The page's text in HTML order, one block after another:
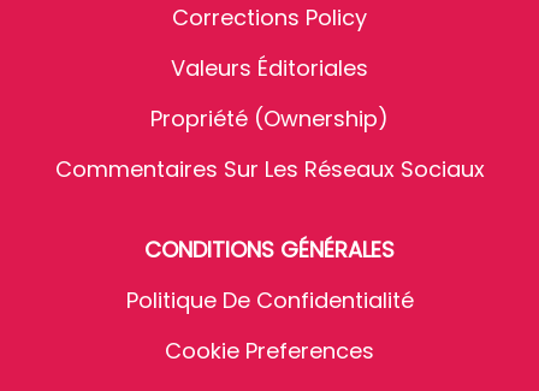
Corrections Policy
Valeurs Éditoriales
Propriété (Ownership)
Commentaires Sur Les Réseaux Sociaux
CONDITIONS GÉNÉRALES
Politique De Confidentialité
Cookie Preferences